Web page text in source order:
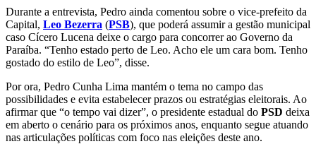
Durante a entrevista, Pedro ainda comentou sobre o vice-prefeito da
Capital, Leo Bezerra (PSB), que poderá assumir a gestão municipal
caso Cícero Lucena deixe o cargo para concorrer ao Governo da
Paraíba. “Tenho estado perto de Leo. Acho ele um cara bom. Tenho
gostado do estilo de Leo”, disse.
Por ora, Pedro Cunha Lima mantém o tema no campo das
possibilidades e evita estabelecer prazos ou estratégias eleitorais. Ao
afirmar que “o tempo vai dizer”, o presidente estadual do PSD deixa
em aberto o cenário para os próximos anos, enquanto segue atuando
nas articulações políticas com foco nas eleições deste ano.